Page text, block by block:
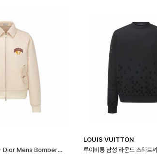
디올 남성 봄버 재킷 - Dior Mens Bomber Jacket - dic16658x
LOUIS VUITTON